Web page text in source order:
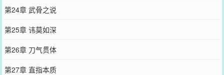
第24章 武骨之说
第25章 讳莫如深
第26章 刀气贯体
第27章 直指本质